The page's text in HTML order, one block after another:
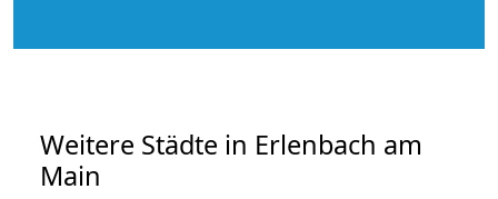
Weitere Städte in Erlenbach am
Main